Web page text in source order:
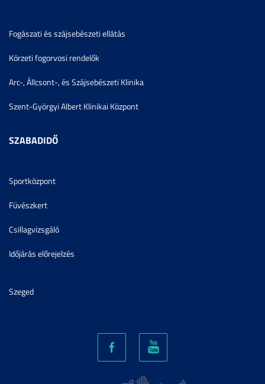
Fogászati és szájsebészeti ellátás
Körzeti fogorvosi rendelők
Arc-, Állcsont-, és Szájsebészeti Klinika
Szent-Györgyi Albert Klinikai Központ
SZABADIDŐ
Sportközpont
Füvészkert
Csillagvizsgáló
Időjárás előrejelzés
Szeged